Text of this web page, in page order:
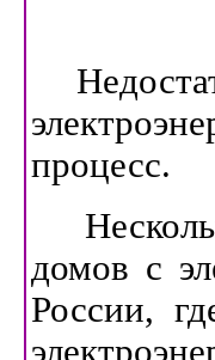
процесс.
домов с
России,